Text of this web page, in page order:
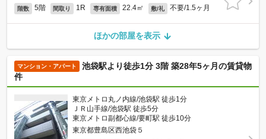
階数 5階 間取り 1R 専有面積 22.4㎡ 敷/礼 不要/1.5ヶ月
ほかの部屋を表示
マンション・アパート
池袋駅より徒歩1分 3階 築28年5ヶ月の賃貸物
件
東京メトロ丸ノ内線/池袋駅 徒歩1分
ＪＲ山手線/池袋駅 徒歩5分
東京メトロ副都心線/要町駅 徒歩10分
東京都豊島区西池袋５